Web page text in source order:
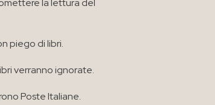
la lettura del
piego di libri.
verranno ignorate.
Poste Italiane.